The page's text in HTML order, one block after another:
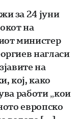
за 24 јуни
на
министер
нагласи
на
кој, како
работи „кои
европско